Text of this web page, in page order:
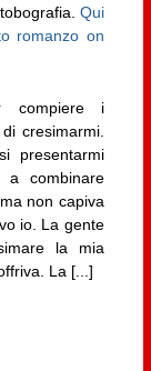
Qui
romanzo on
compiere i
cresimarmi.
presentarmi
a combinare
non capiva
io. La gente
la mia
La [...]